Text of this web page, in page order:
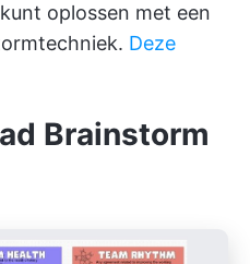
oplossen met een
Deze
Brainstorm